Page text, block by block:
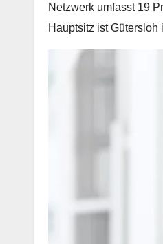
Netzwerk umfasst 19
Hauptsitz ist